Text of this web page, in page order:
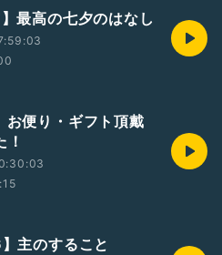
最高の七夕のはなし
お便り・ギフト頂戴
主のすること